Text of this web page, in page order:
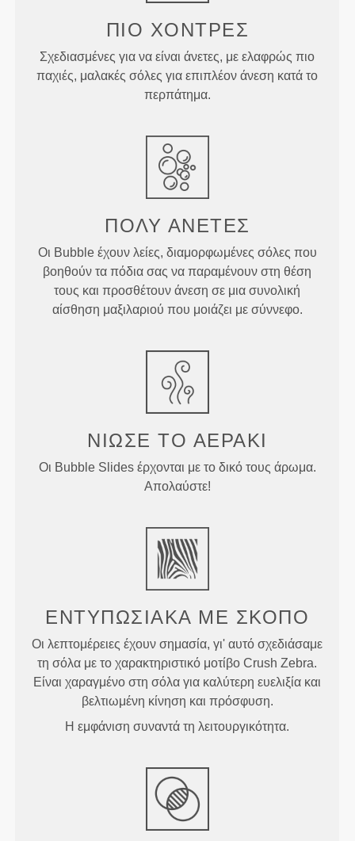
ΠΙΟ ΧΟΝΤΡΈΣ
Σχεδιασμένες για να είναι άνετες, με ελαφρώς πιο
παχιές, μαλακές σόλες για επιπλέον άνεση κατά το
περπάτημα.
ΠΟΛΥ ΑΝΕΤΕΣ
Οι Bubble έχουν λείες, διαμορφωμένες σόλες που
βοηθούν τα πόδια σας να παραμένουν στη θέση
τους και προσθέτουν άνεση σε μια συνολική
αίσθηση μαξιλαριού που μοιάζει με σύννεφο.
ΝΙΏΣΕ ΤΟ ΑΕΡΆΚΙ
Οι Bubble Slides έρχονται με το δικό τους άρωμα.
Απολαύστε!
ΕΝΤΥΠΩΣΙΑΚΆ ΜΕ ΣΚΟΠΌ
Οι λεπτομέρειες έχουν σημασία, γι' αυτό σχεδιάσαμε
τη σόλα με το χαρακτηριστικό μοτίβο Crush Zebra.
Είναι χαραγμένο στη σόλα για καλύτερη ευελιξία και
βελτιωμένη κίνηση και πρόσφυση.
Η εμφάνιση συναντά τη λειτουργικότητα.